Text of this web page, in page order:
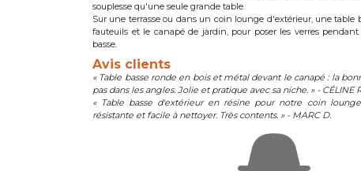
souplesse qu'une seule grande table.
Sur une terrasse ou dans un coin lounge d'extérieur, une table
fauteuils et le canapé de jardin, pour poser les verres
basse.
Avis clients
« Table basse ronde en bois et métal devant le canapé : la
pas dans les angles. Jolie et pratique avec sa niche. » - CÉLINE
« Table basse d'extérieur en résine pour notre coin
résistante et facile à nettoyer. Très contents. » - MARC D.